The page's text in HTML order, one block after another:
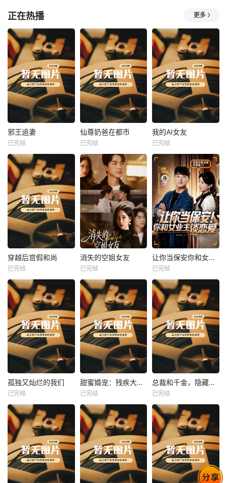
正在热播 更多
热播
邪王追妻
未知
邪王追妻
已完结
热播
未知
仙尊奶爸在都市
已完结
热播
我的AI女友
未知
我的AI女友
已完结
热播
未知
穿越后宫假和尚
已完结
热播
未知
消失的空姐女友
已完结
热播
未知
让你当保安你和女业主谈恋爱
已完结
热播
未知
孤独又灿烂的我们
已完结
热播
未知
甜蜜婚宠：残疾大佬夜夜撩
已完结
热播
未知
总裁和千金，隐藏身份闪婚了
已完结